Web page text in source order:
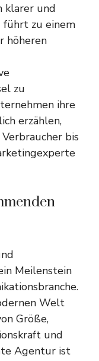
klarer und
führt zu einem
höheren
zu
ihre
erzählen,
bis
Meilenstein
Welt
Größe,
und
Agentur ist